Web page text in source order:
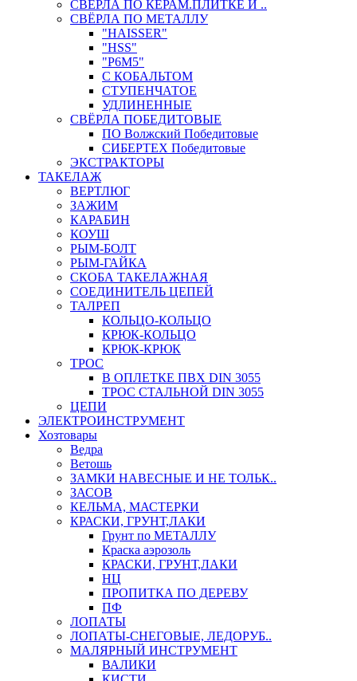
СВЁРЛА ПО КЕРАМ.ПЛИТКЕ И ..
СВЁРЛА ПО МЕТАЛЛУ
"HAISSER"
"HSS"
"Р6М5"
С КОБАЛЬТОМ
СТУПЕНЧАТОЕ
УДЛИНЕННЫЕ
СВЁРЛА ПОБЕДИТОВЫЕ
ПО Волжский Победитовые
СИБЕРТЕХ Победитовые
ЭКСТРАКТОРЫ
ТАКЕЛАЖ
ВЕРТЛЮГ
ЗАЖИМ
КАРАБИН
КОУШ
РЫМ-БОЛТ
РЫМ-ГАЙКА
СКОБА ТАКЕЛАЖНАЯ
СОЕДИНИТЕЛЬ ЦЕПЕЙ
ТАЛРЕП
КОЛЬЦО-КОЛЬЦО
КРЮК-КОЛЬЦО
КРЮК-КРЮК
ТРОС
В ОПЛЕТКЕ ПВХ DIN 3055
ТРОС СТАЛЬНОЙ DIN 3055
ЦЕПИ
ЭЛЕКТРОИНСТРУМЕНТ
Хозтовары
Ведра
Ветошь
ЗАМКИ НАВЕСНЫЕ И НЕ ТОЛЬК..
ЗАСОВ
КЕЛЬМА, МАСТЕРКИ
КРАСКИ, ГРУНТ,ЛАКИ
Грунт по МЕТАЛЛУ
Краска аэрозоль
КРАСКИ, ГРУНТ,ЛАКИ
НЦ
ПРОПИТКА ПО ДЕРЕВУ
ПФ
ЛОПАТЫ
ЛОПАТЫ-СНЕГОВЫЕ, ЛЕДОРУБ..
МАЛЯРНЫЙ ИНСТРУМЕНТ
ВАЛИКИ